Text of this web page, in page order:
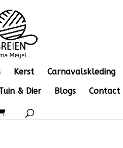
Kerst
Carnavalskleding
& Dier Blogs Contact